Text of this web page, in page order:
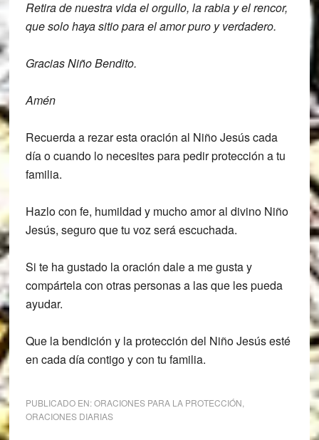
Retira de nuestra vida el orgullo, la rabia y el rencor,
quesolo haya sitio para el amor puro yverdadero.
Gracias Niño Bendito.
Amén
Recuerda arezar esta oración al Niño Jesús cada
día o cuando lo necesitespara pedir protección a tu
familia.
Hazlo con fe, humildad y mucho amor al divino Niño
Jesús, seguro que tu voz será escuchada.
Si te ha gustado la oración dale a me gusta y
compártela con otras personas a las que les pueda
ayudar.
Que la bendición y la protección del Niño Jesús esté
en cada día contigo y con tu familia.
PUBLICADO EN:ORACIONES PARA LA PROTECCIÓN
ORACIONES DIARIAS